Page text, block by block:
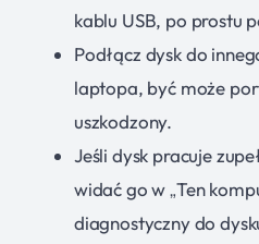
kablu USB, po prostu
Podłącz dysk do
laptopa, być może
uszkodzony.
Jeśli dysk pracuje
widać go w „Ten
diagnostyczny do